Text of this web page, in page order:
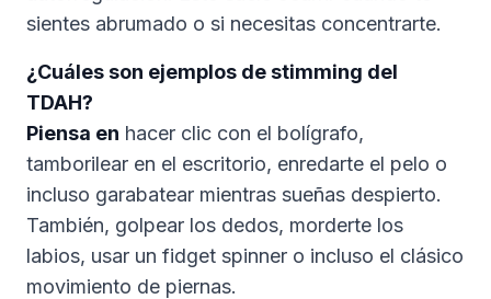
sientes abrumado o si necesitas concentrarte.
¿Cuáles son ejemplos de stimming del
TDAH?
Piensa en hacer clic con el bolígrafo,
tamborilear en el escritorio, enredarte el pelo o
incluso garabatear mientras sueñas despierto.
También, golpear los dedos, morderte los
labios, usar un fidget spinner o incluso el clásico
movimiento de piernas.